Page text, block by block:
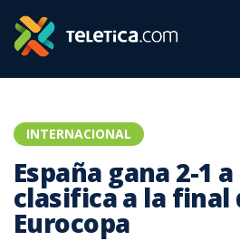
INTERNACIONAL
España gana 2-1
clasifica a la final
Eurocopa